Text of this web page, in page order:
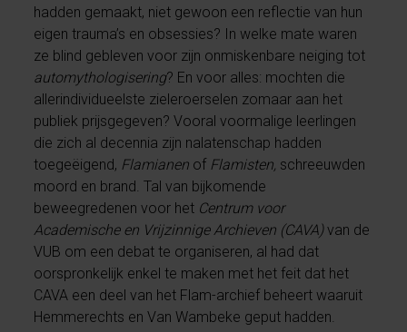
hadden gemaakt, niet gewoon een reflectie van hun
eigen trauma’s en obsessies? In welke mate waren
ze blind gebleven voor zijn onmiskenbare neiging tot
automythologisering? En voor alles: mochten die
allerindividueelste zieleroerselen zomaar aan het
publiek prijsgegeven? Vooral voormalige leerlingen
die zich al decennia zijn nalatenschap hadden
toegeëigend, Flamianen of Flamisten, schreeuwden
moord en brand. Tal van bijkomende
beweegredenen voor het Centrum voor
Academische en Vrijzinnige Archieven (CAVA)van de
VUB om een debat te organiseren, al had dat
oorspronkelijk enkel te maken met het feit dat het
CAVA een deel van het Flam-archief beheert waaruit
Hemmerechts en Van Wambeke geput hadden.